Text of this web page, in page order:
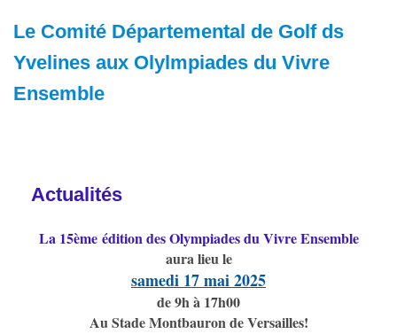
Le Comité Départemental de Golf ds
Yvelines aux Olylmpiades du Vivre
Ensemble
Actualités
La 15ème édition des Olympiades du Vivre Ensemble
aura lieu le
samedi 17 mai 2025
de 9h à 17h00
Au Stade Montbauron de Versailles!